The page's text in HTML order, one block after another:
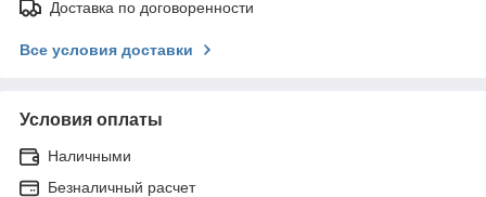
Доставка по договоренности
Все условия доставки
Условия оплаты
Наличными
Безналичный расчет